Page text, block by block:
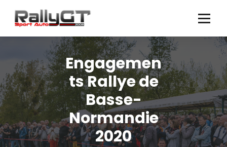
contenu
Engagemen
ts Rallye de
Basse-
Normandie
2020